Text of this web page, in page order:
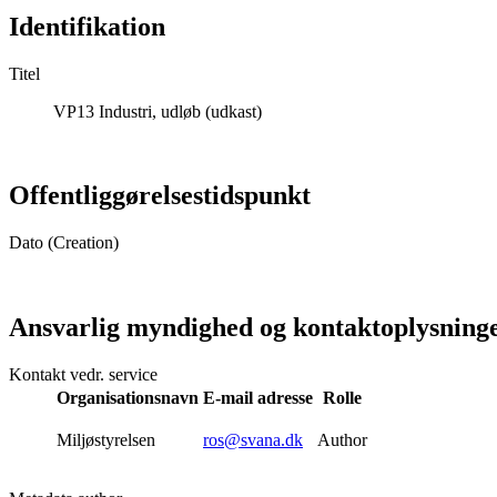
Identifikation
Titel
VP13 Industri, udløb (udkast)
Offentliggørelsestidspunkt
Dato (Creation)
Ansvarlig myndighed og
Kontakt vedr. service
Organisationsnavn E-mail adresse Rolle
Miljøstyrelsen ros@svana.dk Author